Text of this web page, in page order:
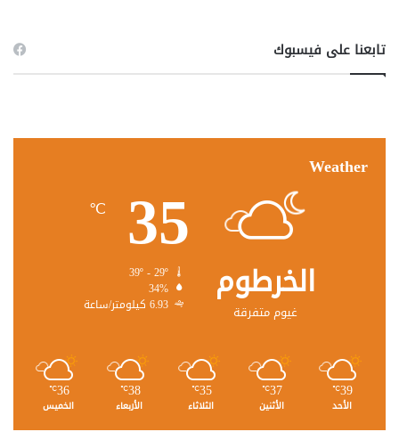
تابعنا على فيسبوك
Weather
الخرطوم
غيوم متفرقة
35
℃
34%
6.93 كيلومتر/ساعة
39
℃
الأحد
37
℃
الأثنين
35
℃
الثلاثاء
38
℃
الأربعاء
36
℃
الخميس